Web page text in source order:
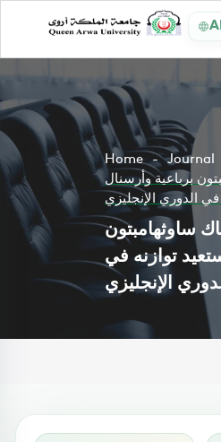
Home
Journal
برباعية وأرسنال
في الدوري الإنجليزي
ساوثهامبتون
توازنه في
الإنجليزي